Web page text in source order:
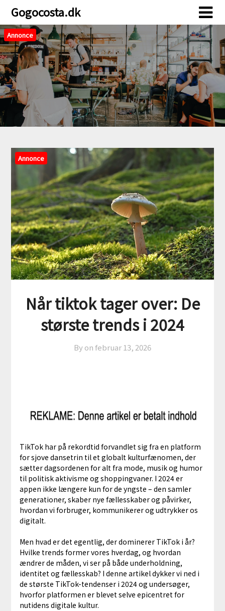
Skip
content
Skip
content
Gogocosta.dk
Annonce
Annonce
Når tiktok tager over: De
største trends i 2024
By onfebruar 13, 2026
TikTok har på rekordtid forvandlet sig fra en platform
for sjove dansetrin til et globalt kulturfænomen, der
sætter dagsordenen for alt fra mode, musik og humor
til politisk aktivisme og shoppingvaner. I 2024 er
appen ikke længere kun for de yngste – den samler
generationer, skaber nye fællesskaber og påvirker,
hvordan vi forbruger, kommunikerer og udtrykker os
digitalt.
Men hvad er det egentlig, der dominerer TikTok i år?
Hvilke trends former vores hverdag, og hvordan
ændrer de måden, vi ser på både underholdning,
identitet og fællesskab? I denne artikel dykker vi ned i
de største TikTok-tendenser i 2024 og undersøger,
hvorfor platformen er blevet selve epicentret for
nutidens digitale kultur.